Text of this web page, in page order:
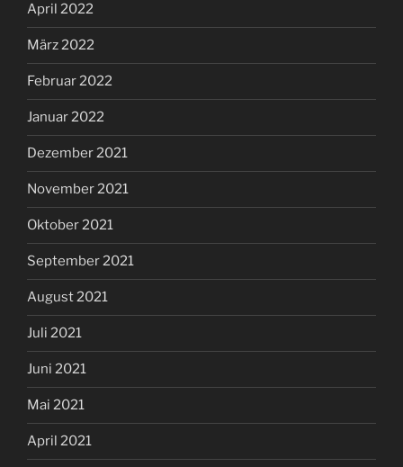
April 2022
März 2022
Februar 2022
Januar 2022
Dezember 2021
November 2021
Oktober 2021
September 2021
August 2021
Juli 2021
Juni 2021
Mai 2021
April 2021